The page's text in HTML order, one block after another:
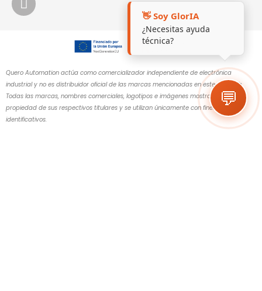
👋 Soy GlorIA
¿Necesitas ayuda
técnica?
💬
Quero Automation actúa como comercializador independiente de electrónica
industrial y no es distribuidor oficial de las marcas mencionadas en este sitio web.
Todas las marcas, nombres comerciales, logotipos e imágenes mostrados son
propiedad de sus respectivos titulares y se utilizan únicamente con fines
identificativos.